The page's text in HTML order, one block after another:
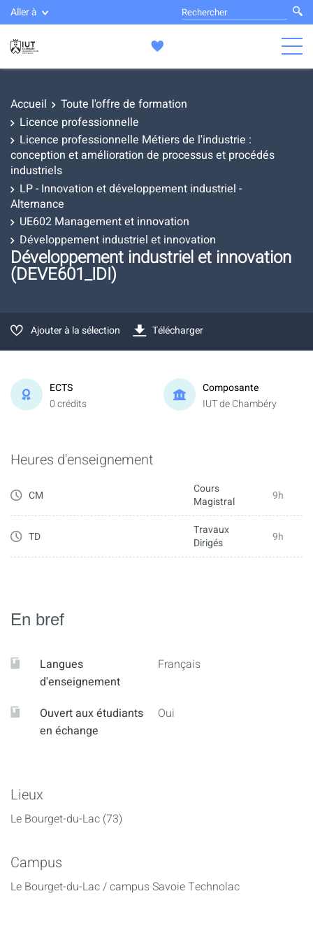
Aller à
Accueil
Toute l'offre de formation
Licence professionnelle
Licence professionnelle Métiers de l'industrie :
conception et amélioration de processus et procédés
industriels
LP - Innovation et développement industriel -
Alternance
UE602 Management et innovation
Développement industriel et innovation
Développement industriel et innovation
(DEVE601_IDI)
Ajouter à la sélection Télécharger
ECTS
0 crédits
Composante
IUT de Chambéry
Heures d'enseignement
CM
Cours
Magistral
9h
TD
Travaux
Dirigés
9h
En bref
Langues
d'enseignement
Français
Ouvert aux étudiants
en échange
Oui
Lieux
Le Bourget-du-Lac (73)
Campus
Le Bourget-du-Lac / campus Savoie Technolac